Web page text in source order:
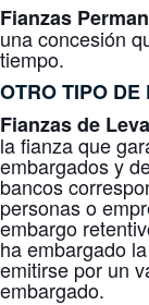
Fianzas
una concesión
tiempo.
OTRO TIPO DE
Fianzas de
la fianza que
embargados y
bancos
personas o
embargo
ha embargado
emitirse por un
embargado.